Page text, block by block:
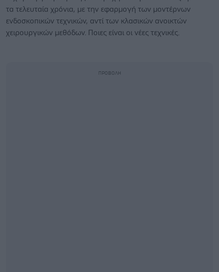
τα τελευταία χρόνια, με την εφαρμογή των μοντέρνων
ενδοσκοπικών τεχνικών, αντί των κλασικών ανοικτών
χειρουργικών μεθόδων. Ποιες είναι οι νέες τεχνικές.